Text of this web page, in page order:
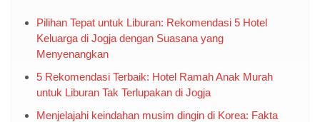
Pilihan Tepat untuk Liburan: Rekomendasi 5 Hotel
Keluarga di Jogja dengan Suasana yang
Menyenangkan
5 Rekomendasi Terbaik: Hotel Ramah Anak Murah
untuk Liburan Tak Terlupakan di Jogja
Menjelajahi keindahan musim dingin di Korea: Fakta